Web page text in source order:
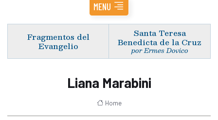
MENU
Fragmentos del
Evangelio
Santa Teresa
Benedicta de la Cruz
por Ermes Dovico
Liana Marabini
Home